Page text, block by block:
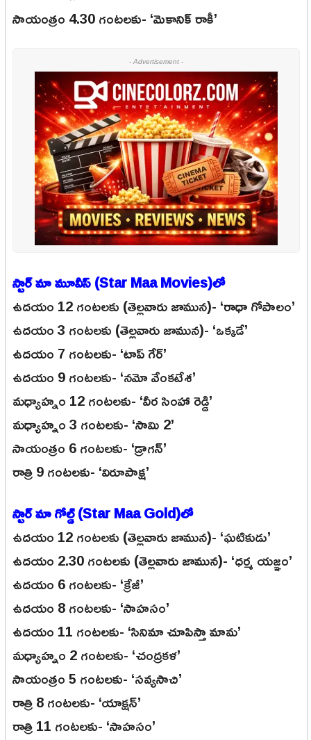
సాయంత్రం 4.30 గంటలకు- ‘మెకానిక్ రాకీ’
- Advertisement -
స్టార్ మా మూవీస్ (Star Maa Movies)లో
ఉదయం 12 గంటలకు (తెల్లవారు జామున)- ‘రాధా గోపాలం’
ఉదయం 3 గంటలకు (తెల్లవారు జామున)- ‘ఒక్కడే’
ఉదయం 7 గంటలకు- ‘టాప్ గేర్’
ఉదయం 9 గంటలకు- ‘నమో వేంకటేశ’
మధ్యాహ్నం 12 గంటలకు- ‘వీర సింహా రెడ్డి’
మధ్యాహ్నం 3 గంటలకు- ‘సామి 2’
సాయంత్రం 6 గంటలకు- ‘డ్రాగన్’
రాత్రి 9 గంటలకు- ‘విరూపాక్ష’
స్టార్ మా గోల్డ్ (Star Maa Gold)లో
ఉదయం 12 గంటలకు (తెల్లవారు జామున)- ‘ఘటికుడు’
ఉదయం 2.30 గంటలకు (తెల్లవారు జామున)- ‘ధర్మ యజ్ఞం’
ఉదయం 6 గంటలకు- ‘క్రేజీ’
ఉదయం 8 గంటలకు- ‘సాహసం’
ఉదయం 11 గంటలకు- ‘సినిమా చూపిస్తా మామ’
మధ్యాహ్నం 2 గంటలకు- ‘చంద్రకళ’
సాయంత్రం 5 గంటలకు- ‘సవ్యసాచి’
రాత్రి 8 గంటలకు- ‘యాక్షన్’
రాత్రి 11 గంటలకు- ‘సాహసం’